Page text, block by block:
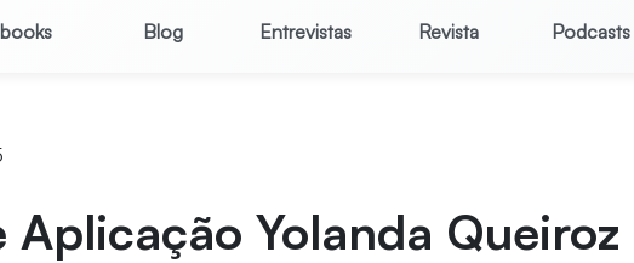
Blog Entrevistas Revista Podcasts
Aplicação Yolanda Queiroz